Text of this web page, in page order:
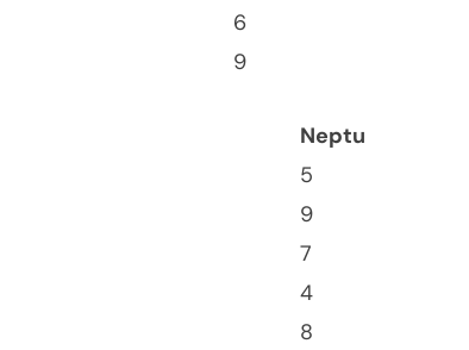
6
9
Neptu
5
9
7
4
8